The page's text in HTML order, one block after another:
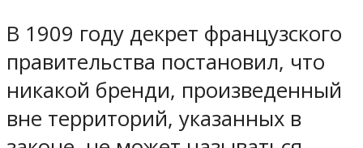
В 1909 году декрет французского
правительства постановил, что
никакой бренди, произведенный
вне территорий, указанных в